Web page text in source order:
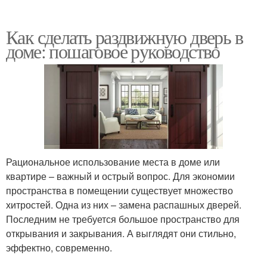
Как сделать раздвижную дверь в
доме: пошаговое руководство
Рациональное использование места в доме или
квартире – важный и острый вопрос. Для экономии
пространства в помещении существует множество
хитростей. Одна из них – замена распашных дверей.
Последним не требуется большое пространство для
открывания и закрывания. А выглядят они стильно,
эффектно, современно.